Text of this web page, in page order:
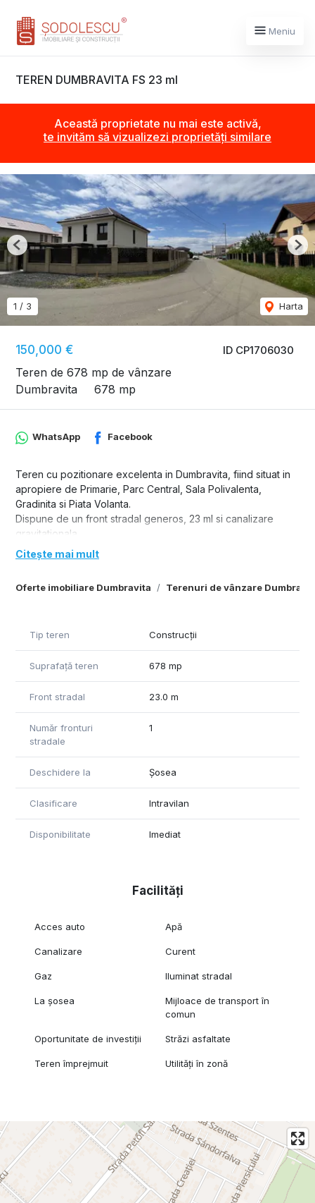
Meniu
TEREN DUMBRAVITA FS 23 ml
Această proprietate nu mai este activă,
te invităm să vizualizezi proprietăți similare
ID CP1706030
150,000 €
Teren de 678 mp de vânzare
Dumbravita
678 mp
1 / 3 Harta
Previous
Oferte imobiliare Dumbravita Terenuri de vânzare
WhatsApp Facebook
Teren cu pozitionare excelenta in Dumbravita, fiind situat in
apropiere de Primarie, Parc Central, Sala Polivalenta,
Gradinita si Piata Volanta.
Dispune de un front stradal generos, 23 ml si canalizare
gravitationala.
Citește mai mult
Tip teren Construcții
Suprafață teren 678 mp
Front stradal 23.0 m
Număr fronturi
stradale
1
Deschidere la Șosea
Clasificare Intravilan
Disponibilitate Imediat
Facilități
Acces auto Apă
Canalizare Curent
Gaz Iluminat stradal
La șosea
Mijloace de transport în
comun
Oportunitate de investiții Străzi asfaltate
Teren împrejmuit Utilități în zonă